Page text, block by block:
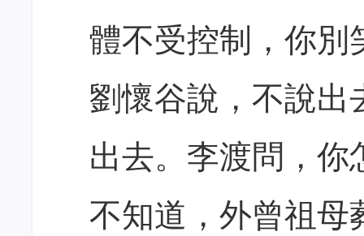
體不受控制，你別
劉懷谷說，不說出
出去。李渡問，你
不知道，外曾祖母